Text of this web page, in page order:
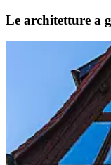
Le architetture a